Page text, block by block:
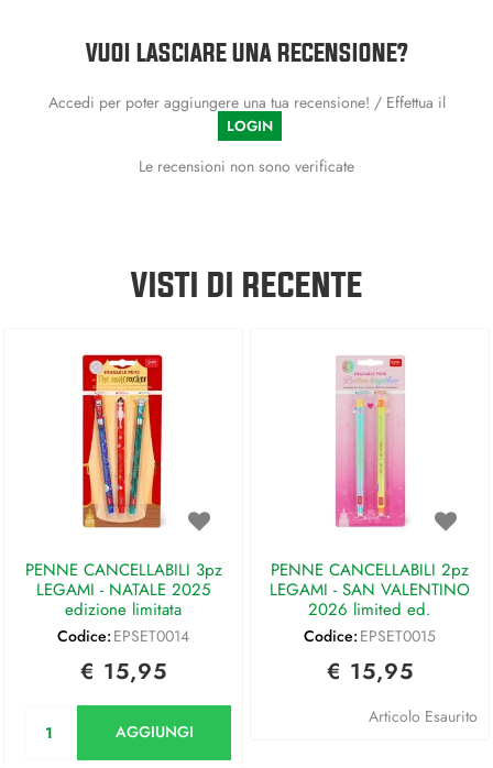
VUOI LASCIARE UNA RECENSIONE?
Accedi per poter aggiungere una tua recensione! / Effettua il
LOGIN
Le recensioni non sono verificate
VISTI DI RECENTE
PENNE CANCELLABILI 3pz
LEGAMI - NATALE 2025
edizione limitata
Codice: EPSET0014
€ 15,95
AGGIUNGI
PENNE CANCELLABILI 2pz
LEGAMI - SAN VALENTINO
2026 limited ed.
Codice: EPSET0015
€ 15,95
Articolo Esaurito